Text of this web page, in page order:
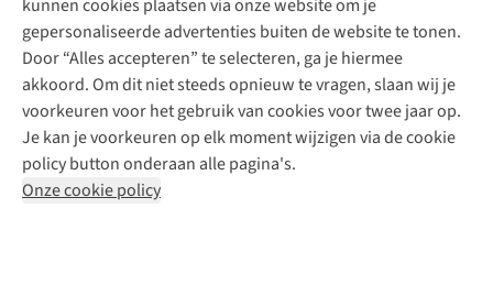
kunnen cookies plaatsen via onze website om je
gepersonaliseerde advertenties buiten de website te tonen.
Door “Alles accepteren” te selecteren, ga je hiermee
akkoord. Om dit niet steeds opnieuw te vragen, slaan wij je
voorkeuren voor het gebruik van cookies voor twee jaar op.
Je kan je voorkeuren op elk moment wijzigen via de cookie
policy button onderaan alle pagina's.
Onze cookie policy
Disclaimer Privacy Policy
Algemene voorwaarden
Cookie Policy